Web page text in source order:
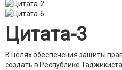
Цитата-3
В целях обеспечения защиты
создать в Республике